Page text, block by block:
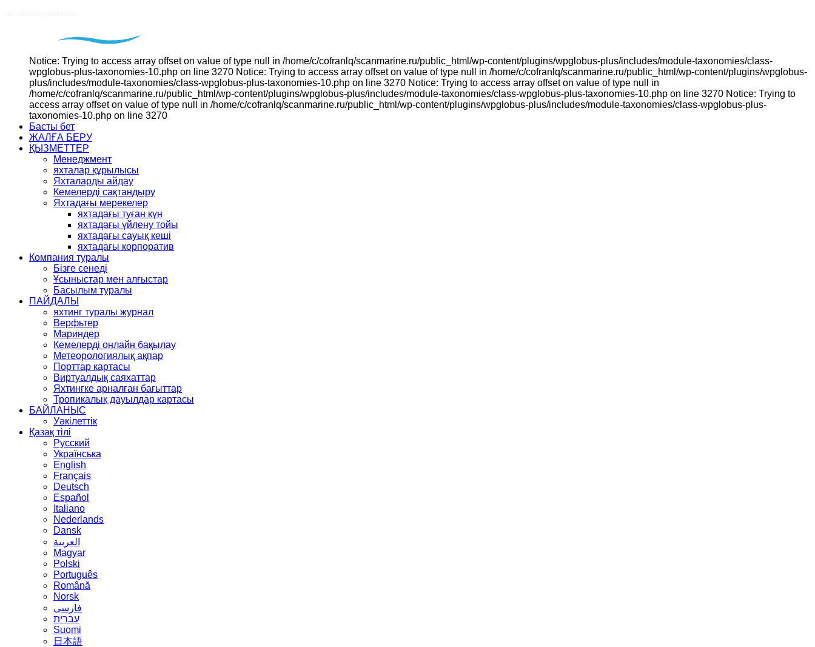
Notice: Trying to access array offset on value of type null in /home/c/cofranlq/scanmarine.ru/public_html/wp-content/plugins/wpglobus-plus/includes/module-taxonomies/class-
wpglobus-plus-taxonomies-10.php on line 3270 Notice: Trying to access array offset on value of type null in /home/c/cofranlq/scanmarine.ru/public_html/wp-content/plugins/wpglobus-
plus/includes/module-taxonomies/class-wpglobus-plus-taxonomies-10.php on line 3270 Notice: Trying to access array offset on value of type null in
/home/c/cofranlq/scanmarine.ru/public_html/wp-content/plugins/wpglobus-plus/includes/module-taxonomies/class-wpglobus-plus-taxonomies-10.php on line 3270 Notice: Trying to
access array offset on value of type null in /home/c/cofranlq/scanmarine.ru/public_html/wp-content/plugins/wpglobus-plus/includes/module-taxonomies/class-wpglobus-plus-
taxonomies-10.php on line 3270
Басты бет
ЖАЛҒА БЕРУ
ҚЫЗМЕТТЕР
Менеджмент
яхталар құрылысы
Яхталарды айдау
Кемелерді сақтандыру
Яхтадағы мерекелер
яхтадағы туған күн
яхтадағы үйлену тойы
яхтадағы сауық кеші
яхтадағы корпоратив
Компания туралы
Бізге сенеді
Ұсыныстар мен алғыстар
Басылым туралы
ПАЙДАЛЫ
яхтинг туралы журнал
Верфьтер
Мариндер
Кемелерді онлайн бақылау
Метеорологиялық ақпар
Порттар картасы
Виртуалдық саяхаттар
Яхтингке арналған бағыттар
Тропикалық дауылдар картасы
БАЙЛАНЫС
Уәкілеттік
Қазақ тілі
Русский
Українська
English
Français
Deutsch
Español
Italiano
Nederlands
Dansk
العربية
Magyar
Polski
Português
Română
Norsk
فارسی
עברית
Suomi
日本語